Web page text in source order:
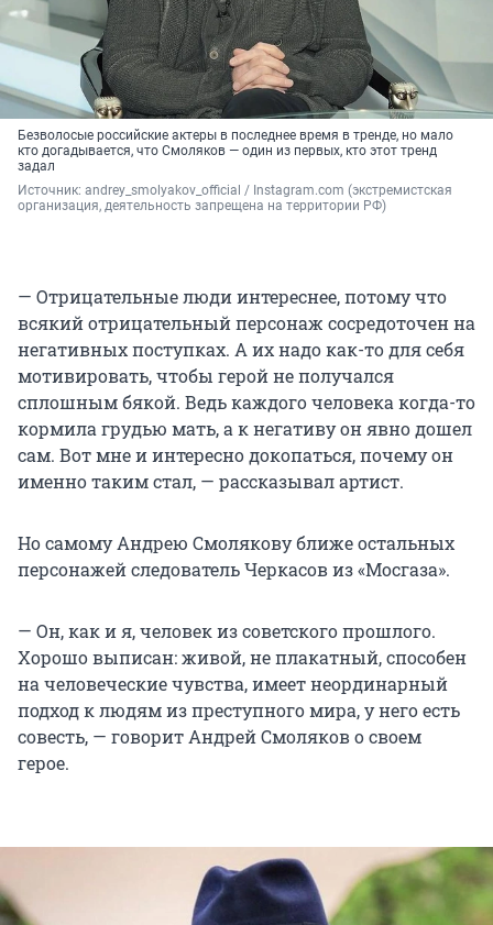
Безволосые российские актеры в последнее время в тренде, но мало
кто догадывается, что Смоляков — один из первых, кто этот тренд
задал
Источник: andrey_smolyakov_official / Instagram.com (экстремистская
организация, деятельность запрещена на территории РФ)
— Отрицательные люди интереснее, потому что
всякий отрицательный персонаж сосредоточен на
негативных поступках. А их надо как-то для себя
мотивировать, чтобы герой не получался
сплошным бякой. Ведь каждого человека когда-то
кормила грудью мать, а к негативу он явно дошел
сам. Вот мне и интересно докопаться, почему он
именно таким стал, — рассказывал артист.
Но самому Андрею Смолякову ближе остальных
персонажей следователь Черкасов из «Мосгаза».
— Он, как и я, человек из советского прошлого.
Хорошо выписан: живой, не плакатный, способен
на человеческие чувства, имеет неординарный
подход к людям из преступного мира, у него есть
совесть, — говорит Андрей Смоляков о своем
герое.